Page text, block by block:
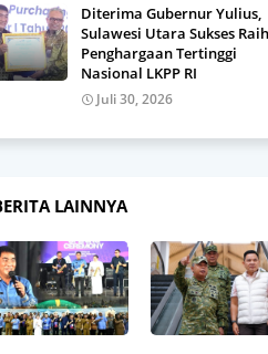
Diterima Gubernur Yulius,
Sulawesi Utara Sukses Raih
Penghargaan Tertinggi
Nasional LKPP RI
Juli 30, 2026
LAINNYA